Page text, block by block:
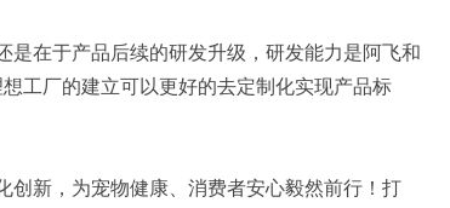
在于产品后续的研发升级，研发能力是阿飞和
工厂的建立可以更好的去定制化实现产品标
新，为宠物健康、消费者安心毅然前行！打